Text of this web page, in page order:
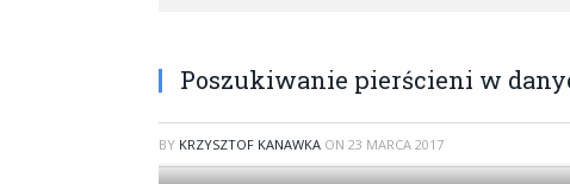
Poszukiwanie pierścieni w
BY KRZYSZTOF KANAWKA ON 23 MARCA 2017